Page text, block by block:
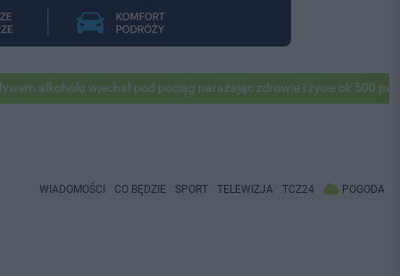
wjechał pod pociąg narażając zdrowie i życie ok 500
WIADOMOŚCI CO BĘDZIE SPORT TELEWIZJA TCZ24 POGODA